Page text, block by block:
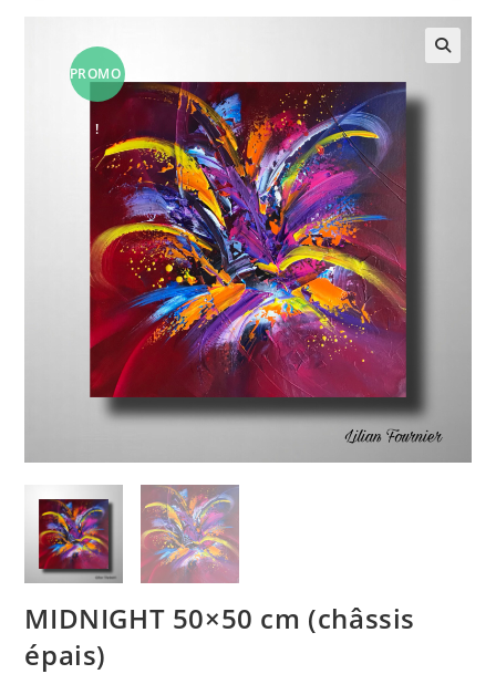
PROMO
!
MIDNIGHT 50×50 cm (châssis
épais)